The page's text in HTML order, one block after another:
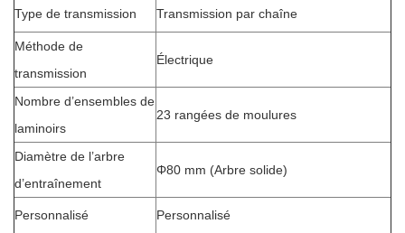
Type de transmission Transmission par chaîne
Méthode de
transmission
Électrique
Nombre d’ensembles de
laminoirs
23 rangées de moulures
Diamètre de l’arbre
d’entraînement
Φ80 mm (Arbre solide)
Personnalisé Personnalisé